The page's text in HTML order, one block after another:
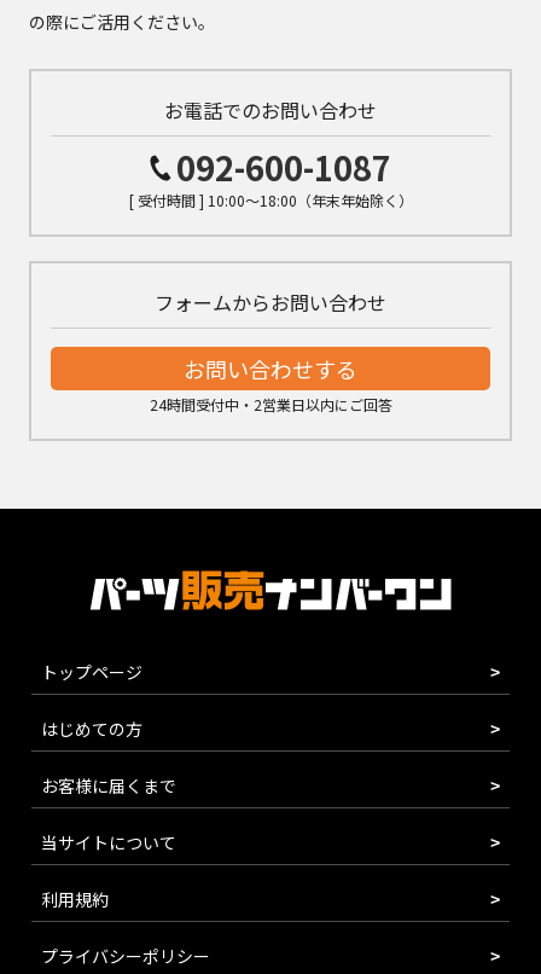
の際にご活用ください。
お電話でのお問い合わせ
092-600-1087
[ 受付時間 ] 10:00～18:00（年末年始除く）
フォームからお問い合わせ
お問い合わせする
24時間受付中・2営業日以内にご回答
トップページ
はじめての方
お客様に届くまで
当サイトについて
利用規約
プライバシーポリシー